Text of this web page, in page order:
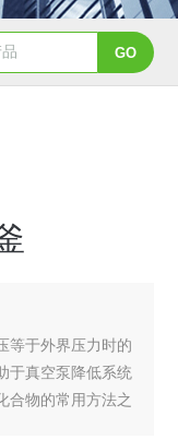
酯反应釜
等于外界压力时的
于真空泵降低系统
合物的常用方法之